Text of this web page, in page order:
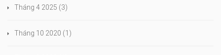
Tháng 4 2025 (3)
Tháng 10 2020 (1)